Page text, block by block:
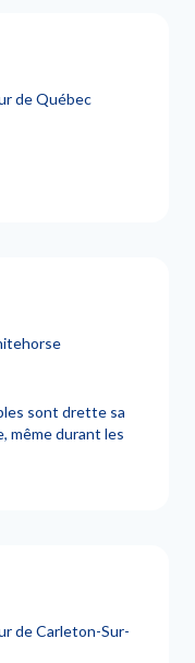
de Québec
sont drette sa
même durant les
de Carleton-Sur-